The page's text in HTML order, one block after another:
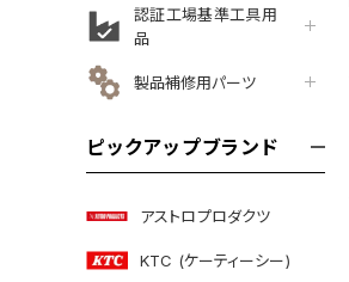
認証工場基準工具用
品
製品補修用パーツ
ピックアップブランド
アストロプロダクツ
KTC (ケーティーシー)